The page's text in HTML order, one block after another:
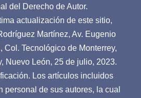
del Derecho de Autor.
actualización de este sitio,
Martínez, Av. Eugenio
Col. Tecnológico de Monterrey,
Nuevo León, 25 de julio, 2023.
Los artículos incluidos
personal de sus autores, la cual